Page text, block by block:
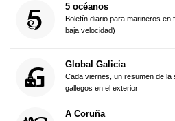
5 océanos
Boletín diario para marineros en
baja velocidad)
Global Galicia
Cada viernes, un resumen de la
gallegos en el exterior
A Coruña